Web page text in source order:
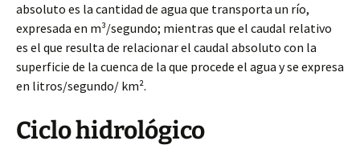
absoluto es la cantidad de agua que transporta un río,
expresada en m³/segundo; mientras que el caudal relativo
es el que resulta de relacionar el caudal absoluto con la
superficie de la cuenca de la que procede el agua y se expresa
en litros/segundo/ km².
Ciclo hidrológico